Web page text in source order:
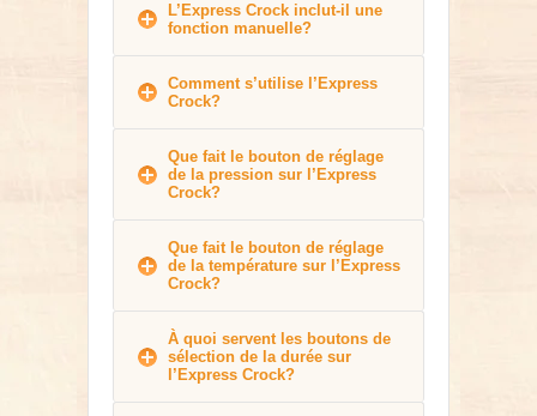
L’Express Crock inclut-il une
fonction manuelle?
Comment s’utilise l’Express
Crock?
Que fait le bouton de réglage
de la pression sur l’Express
Crock?
Que fait le bouton de réglage
de la température sur l’Express
Crock?
À quoi servent les boutons de
sélection de la durée sur
l’Express Crock?